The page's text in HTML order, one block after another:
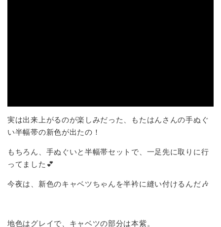
実は出来上がるのが楽しみだった、もたはんさんの手ぬぐ
い半幅帯の新色が出たの！
もちろん、手ぬぐいと半幅帯セットで、一足先に取りに行
ってました💕
今夜は、新色のキャベツちゃんを半衿に縫い付けるんだ🎶
地色はグレイで、キャベツの部分は本紫。